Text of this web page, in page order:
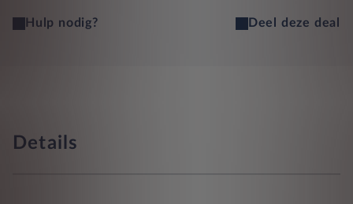
Hulp nodig? Deel deze deal
Details